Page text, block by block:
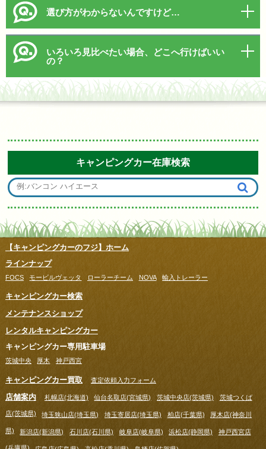
選び方がわからないんですけど…
いろいろ見比べたい場合、どこへ行けばいい
の？
キャンピングカー在庫検索
【キャンピングカーのフジ】ホーム
ラインナップ
FOCS モービルヴェッタ ローラーチーム NOVA 輸入トレーラー
キャンピングカー検索
メンテナンスショップ
レンタルキャンピングカー
キャンピングカー専用駐車場
茨城中央 厚木 神戸西宮
キャンピングカー買取 査定依頼入力フォーム
店舗案内 札幌店(北海道) 仙台名取店(宮城県) 茨城中央店(茨城県) 茨城つくば
店(茨城県) 埼玉狭山店(埼玉県) 埼玉寄居店(埼玉県) 柏店(千葉県) 厚木店(神奈川
県) 新潟店(新潟県) 石川店(石川県) 岐阜店(岐阜県) 浜松店(静岡県) 神戸西宮店